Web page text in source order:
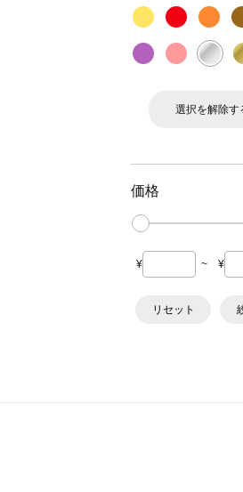
選択を解除す
価格
¥ ~ ¥
リセット